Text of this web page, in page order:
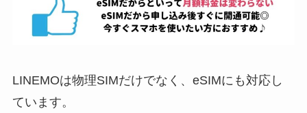
LINEMOは物理SIMだけでなく、eSIMにも対応し
ています。